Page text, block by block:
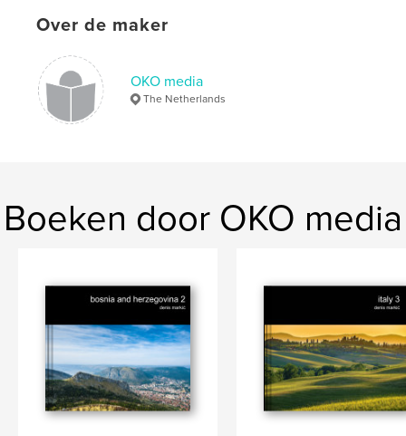
Over de maker
OKO media
The Netherlands
Boeken door OKO media